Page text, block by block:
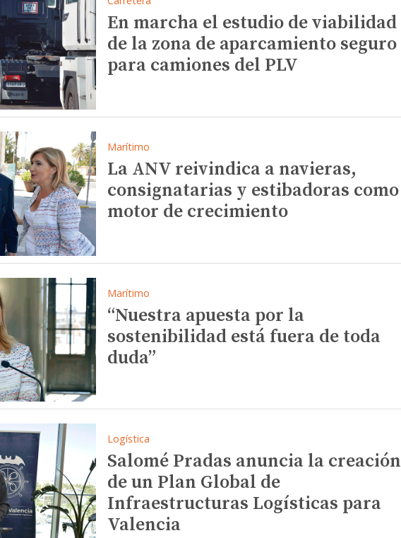
En marcha el estudio de viabilidad
de la zona de aparcamiento seguro
para camiones del PLV
Marítimo
La ANV reivindica a navieras,
consignatarias y estibadoras como
motor de crecimiento
Marítimo
“Nuestra apuesta por la
sostenibilidad está fuera de toda
duda”
Logística
Salomé Pradas anuncia la creación
de un Plan Global de
Infraestructuras Logísticas para
Valencia